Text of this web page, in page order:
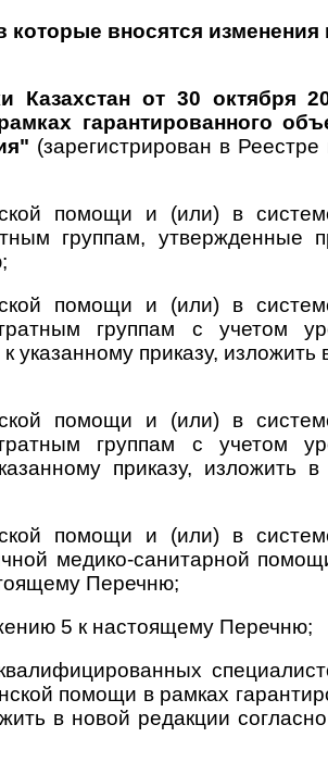
вносятся изменения
Казахстан от 30
гарантированного
(зарегистрирован в Реестре
помощи и (или) в
группам, утвержденные
помощи и (или) в
группам с учетом
приказу, изложить
помощи и (или) в
группам с учетом
приказу, изложить
помощи и (или) в
медико-санитарной
Перечню;
5 к настоящему Перечню;
помощи в рамках
в новой редакции